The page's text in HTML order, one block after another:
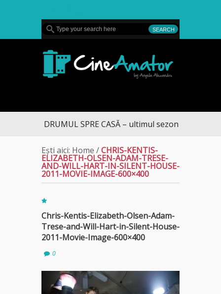
DRUMUL SPRE CASĂ – ultimul sezon te aduce la
Ești aici: Home /CHRIS-KENTIS-
ELIZABETH-OLSEN-ADAM-TRESE-
AND-WILL-HART-IN-SILENT-HOUSE-
2011-MOVIE-IMAGE-600×400
Chris-Kentis-Elizabeth-Olsen-Adam-
Trese-and-Will-Hart-in-Silent-House-
2011-Movie-Image-600×400
0